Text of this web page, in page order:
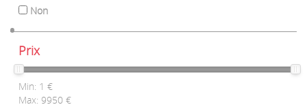
Non
Prix
Min: 1 €
Max: 9950 €